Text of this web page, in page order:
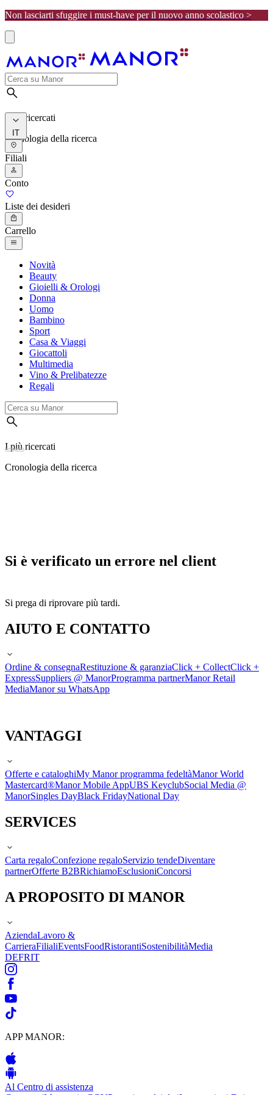
Non lasciarti sfuggire i must-have per il nuovo anno scolastico >
I più ricercati
Cronologia della ricerca
IT
Filiali
Conto
Liste dei desideri
Carrello
Novità
Beauty
Gioielli & Orologi
Donna
Uomo
Bambino
Sport
Casa & Viaggi
Giocattoli
Multimedia
Vino & Prelibatezze
Regali
I più ricercati
Cronologia della ricerca
Si è verificato un errore nel client
Si prega di riprovare più tardi.
AIUTO E CONTATTO
Ordine & consegnaRestituzione & garanziaClick + CollectClick +
ExpressSuppliers @ ManorProgramma partnerManor Retail
MediaManor su WhatsApp
VANTAGGI
Offerte e cataloghiMy Manor programma fedeltàManor World
Mastercard®Manor Mobile AppUBS KeyclubSocial Media @
ManorSingles DayBlack FridayNational Day
SERVICES
Carta regaloConfezione regaloServizio tendeDiventare
partnerOfferte B2BRichiamoEsclusioniConcorsi
A PROPOSITO DI MANOR
AziendaLavoro &
CarrieraFilialiEventsFoodRistorantiSostenibilitàMedia
DEFRIT
APP MANOR:
Al Centro di assistenza